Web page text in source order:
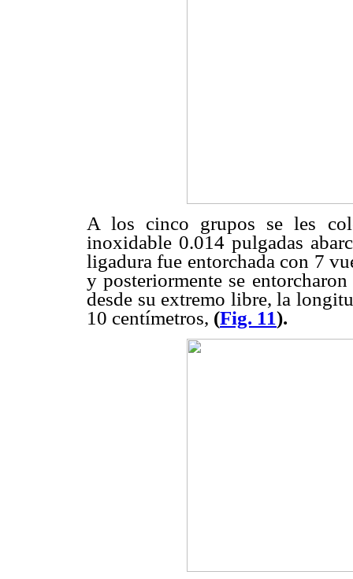
A los cinco grupos se les
inoxidable 0.014 pulgadas
ligadura fue entorchada con 7
y posteriormente se
desde su extremo libre, la
10 centímetros, (Fig. 11).